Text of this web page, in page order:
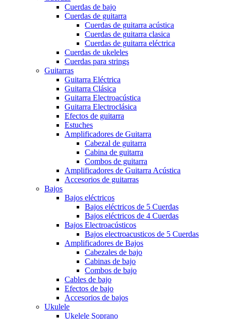
Cuerdas de bajo
Cuerdas de guitarra
Cuerdas de guitarra acústica
Cuerdas de guitarra clasica
Cuerdas de guitarra eléctrica
Cuerdas de ukeleles
Cuerdas para strings
Guitarras
Guitarra Eléctrica
Guitarra Clásica
Guitarra Electroacústica
Guitarra Electroclásica
Efectos de guitarra
Estuches
Amplificadores de Guitarra
Cabezal de guitarra
Cabina de guitarra
Combos de guitarra
Amplificadores de Guitarra Acústica
Accesorios de guitarras
Bajos
Bajos eléctricos
Bajos eléctricos de 5 Cuerdas
Bajos eléctricos de 4 Cuerdas
Bajos Electroacústicos
Bajos electroacusticos de 5 Cuerdas
Amplificadores de Bajos
Cabezales de bajo
Cabinas de bajo
Combos de bajo
Cables de bajo
Efectos de bajo
Accesorios de bajos
Ukulele
Ukelele Soprano